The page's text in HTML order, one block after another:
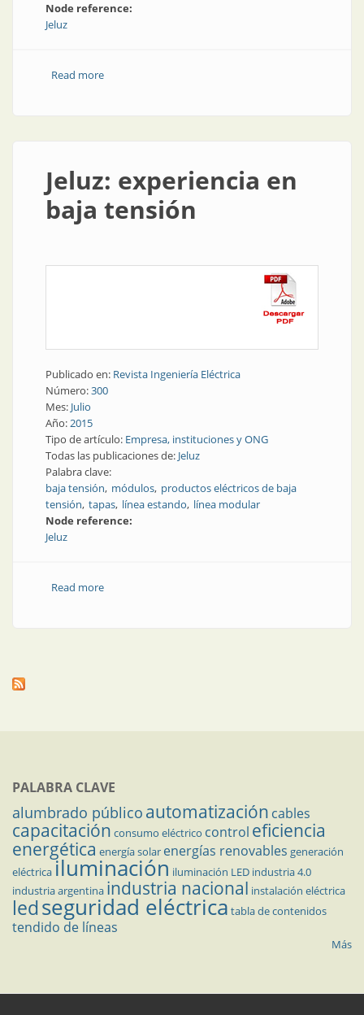
Node reference:
Jeluz
Read moreabout Diseño y tecnología para el hogar
Jeluz: experiencia en
baja tensión
Publicado en: Revista Ingeniería Eléctrica
Número:300
Mes: Julio
Año:2015
Tipo de artículo: Empresa, instituciones y ONG
Todas las publicaciones de: Jeluz
Palabra clave:
baja tensión módulos productos eléctricos de baja
tensión tapas línea estando línea modular
Node reference:
Jeluz
Read moreabout Jeluz: experiencia en baja tensión
PALABRA CLAVE
alumbrado público automatización cables
capacitación consumo eléctrico control eficiencia
energética energía solar energías renovables generación
eléctricailuminación iluminación LED industria 4.0
industria argentina industria nacional instalación eléctrica
ledseguridad eléctrica tabla de contenidos
tendido de líneas
Más